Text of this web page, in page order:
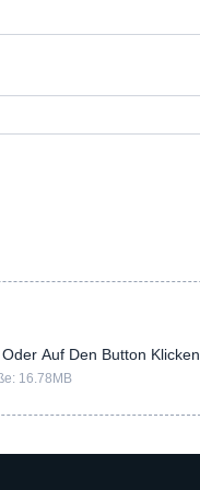
Auf Den Button Klicken.
16.78MB